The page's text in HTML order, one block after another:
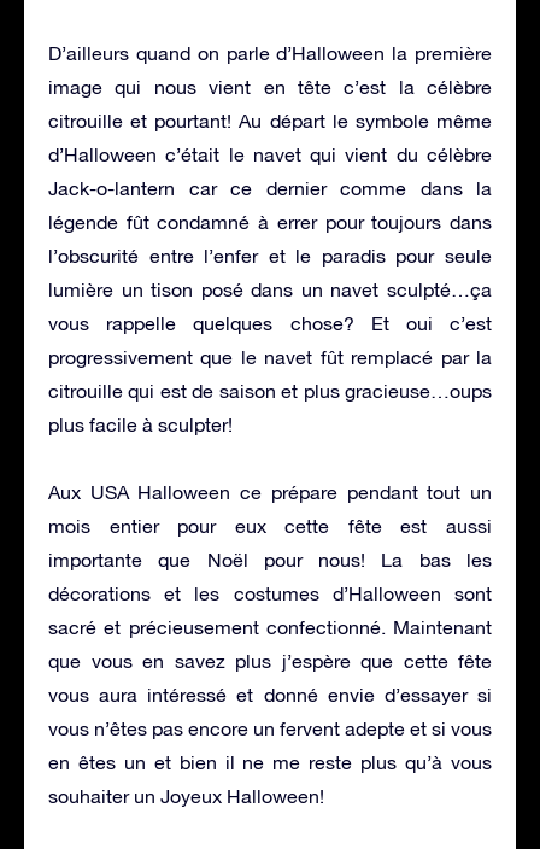
D’ailleurs quand on parle d’Halloween la première
image qui nous vient en tête c’est la célèbre
citrouille et pourtant! Au départ le symbole même
d’Halloween c’était le navet qui vient du célèbre
Jack-o-lantern car ce dernier comme dans la
légende fût condamné à errer pour toujours dans
l’obscurité entre l’enfer et le paradis pour seule
lumière un tison posé dans un navet sculpté…ça
vous rappelle quelques chose? Et oui c’est
progressivement que le navet fût remplacé par la
citrouille qui est de saison et plus gracieuse…oups
plus facile à sculpter!
Aux USA Halloween ce prépare pendant tout un
mois entier pour eux cette fête est aussi
importante que Noël pour nous! La bas les
décorations et les costumes d’Halloween sont
sacré et précieusement confectionné. Maintenant
que vous en savez plus j’espère que cette fête
vous aura intéressé et donné envie d’essayer si
vous n’êtes pas encore un fervent adepte et si vous
en êtes un et bien il ne me reste plus qu’à vous
souhaiter un Joyeux Halloween!